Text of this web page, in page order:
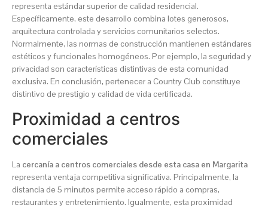
representa estándar superior de calidad residencial.
Específicamente, este desarrollo combina lotes generosos,
arquitectura controlada y servicios comunitarios selectos.
Normalmente, las normas de construcción mantienen estándares
estéticos y funcionales homogéneos. Por ejemplo, la seguridad y
privacidad son características distintivas de esta comunidad
exclusiva. En conclusión, pertenecer a Country Club constituye
distintivo de prestigio y calidad de vida certificada.
Proximidad a centros
comerciales
La cercanía a centros comerciales desde esta casa en Margarita
representa ventaja competitiva significativa. Principalmente, la
distancia de 5 minutos permite acceso rápido a compras,
restaurantes y entretenimiento. Igualmente, esta proximidad